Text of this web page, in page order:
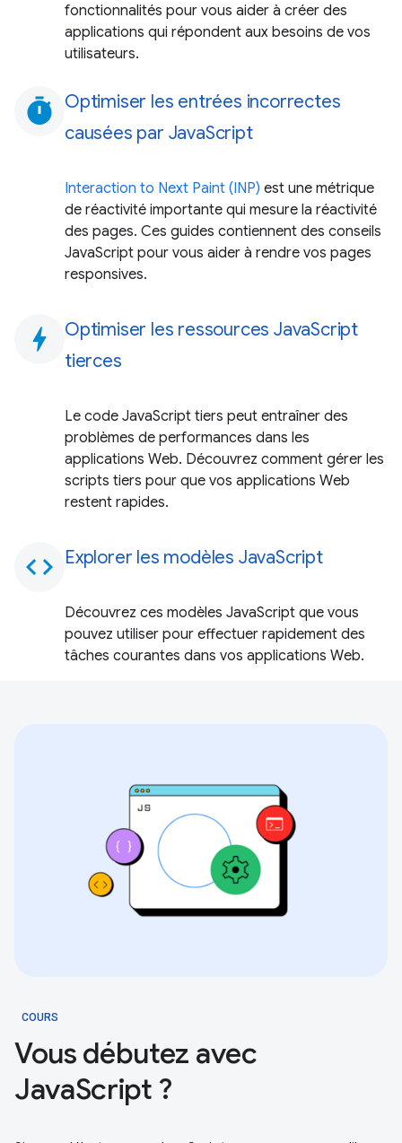
fonctionnalités pour vous aider à créer des
applications qui répondent aux besoins de vos
utilisateurs.
timer Optimiser les entrées incorrectes
causées par JavaScript
Interaction to Next Paint (INP) est une métrique
de réactivité importante qui mesure la réactivité
des pages. Ces guides contiennent des conseils
JavaScript pour vous aider à rendre vos pages
responsives.
bolt
Optimiser les ressources JavaScript
tierces
Le code JavaScript tiers peut entraîner des
problèmes de performances dans les
applications Web. Découvrez comment gérer les
scripts tiers pour que vos applications Web
restent rapides.
code Explorer les modèles JavaScript
Découvrez ces modèles JavaScript que vous
pouvez utiliser pour effectuer rapidement des
tâches courantes dans vos applications Web.
COURS
Vous débutez avec
JavaScript ?